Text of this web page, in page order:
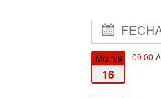
Mrz '26
16
09:00